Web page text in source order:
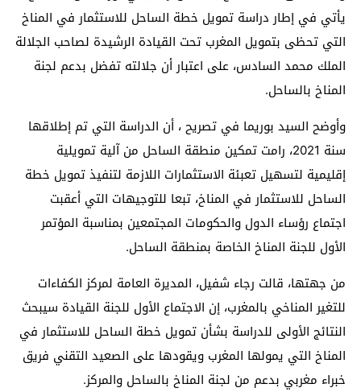
يأتي في إطار دراسة تمويل خطة الساحل للاستثمار في المناخ
التي تحظى بتمويل المغرب تحت القيادة الرشيدة لصاحب الجلالة
الملك محمد السادس، على اعتبار أن جلالته تفضل بدعم لجنة
المناخ بالساحل.
وأوضح السيد بوريما في تصريح ، أن الدراسة التي تم إطلاقها
سنة 2021، رامت تمكين منطقة الساحل من آلية تمويلية
إقليمية لتسهيل تعبئة الاستثمارات اللازمة لتنفيذ تمويل خطة
الساحل للاستثمار في المناخ، تبعا للتوجيهات التي أعقبت
اجتماع رؤساء الدول والحكومات المجتمعين بمناسبة المؤتمر
الأول للجنة المناخ الخاصة بمنطقة الساحل.
من جهتها، قالت رجاء شفيل، المديرة العامة لمركز الكفاءات
للتغير المناخي بالمغرب، إن الاجتماع الأول للجنة القيادة سيبحث
النتائج الأولى للدراسة بشأن تمويل خطة الساحل للاستثمار في
المناخ التي يمولها المغرب ويقودها على الصعيد التقني فريق
خبراء مغربي بدعم من لجنة المناخ بالساحل والمركز.